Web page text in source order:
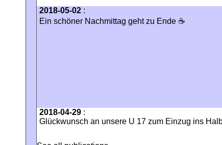
2018-05-02 :
Ein schöner Nachmittag geht zu Ende ☕️
2018-04-29 :
Glückwunsch an unsere U 17 zum Einzug ins